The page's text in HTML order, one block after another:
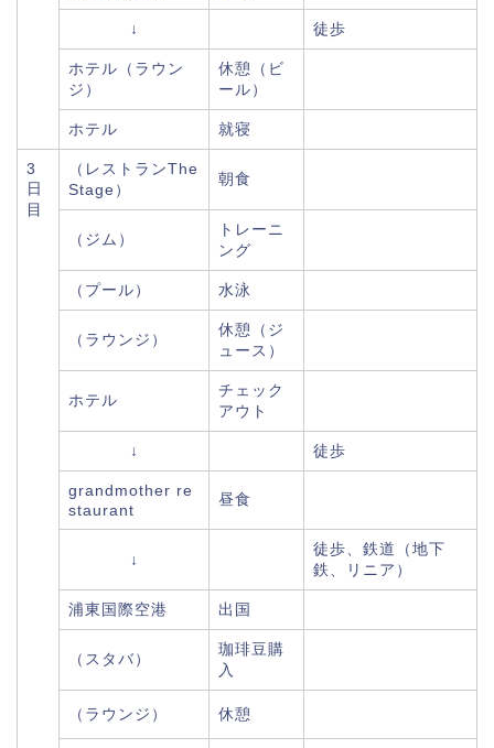
↓ 徒歩
ホテル（ラウン
ジ）
休憩（ビ
ール）
ホテル 就寝
3
日
目
（レストランThe
Stage）
朝食
（ジム）
トレーニ
ング
（プール） 水泳
（ラウンジ）
休憩（ジ
ュース）
ホテル
チェック
アウト
↓ 徒歩
grandmother re
staurant
昼食
↓
徒歩、鉄道（地下
鉄、リニア）
浦東国際空港 出国
（スタバ）
珈琲豆購
入
（ラウンジ） 休憩